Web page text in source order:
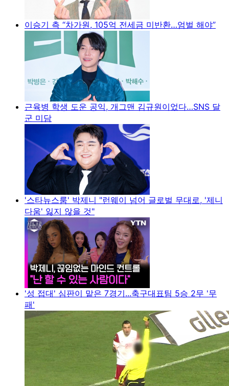
이승기 측 “차가원, 105억 전세금 미반환…엄벌 해야”
근육병 학생 도운 공익, 개그맨 김규원이었다…SNS 달
군 미담
'스타뉴스룸' 박제니 "런웨이 넘어 글로벌 무대로, '제니
다움' 잃지 않을 것"
'성 접대' 심판이 맡은 7경기...축구대표팀 5승 2무 '무
패'